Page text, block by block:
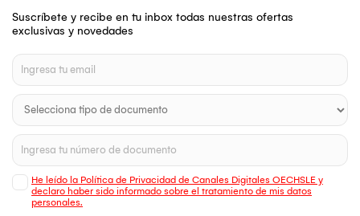
Suscríbete y recibe en tu inbox todas nuestras ofertas
exclusivas y novedades
He leído la Política de Privacidad de Canales Digitales OECHSLE y
declaro haber sido informado sobre el tratamiento de mis datos
personales.